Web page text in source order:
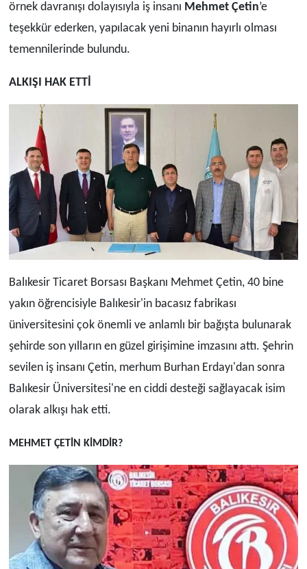
örnek davranışı dolayısıyla iş insanı Mehmet Çetin’e
teşekkür ederken, yapılacak yeni binanın hayırlı olması
temennilerinde bulundu.
ALKIŞI HAK ETTİ
Balıkesir Ticaret Borsası Başkanı Mehmet Çetin, 40 bine
yakın öğrencisiyle Balıkesir'in bacasız fabrikası
üniversitesini çok önemli ve anlamlı bir bağışta bulunarak
şehirde son yılların en güzel girişimine imzasını attı. Şehrin
sevilen iş insanı Çetin, merhum Burhan Erdayı'dan sonra
Balıkesir Üniversitesi'ne en ciddi desteği sağlayacak isim
olarak alkışı hak etti.
MEHMET ÇETİN KİMDİR?